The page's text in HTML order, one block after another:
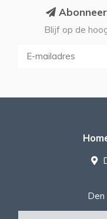
Blijf op de
Den